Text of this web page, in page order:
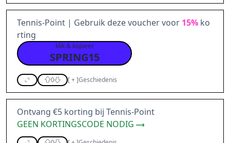
Tennis-Point | Gebruik deze voucher voor 15% ko
rting
klik & kopieer
SPRING15
0 [+]Geschiedenis
Ontvang €5 korting bij Tennis-Point
GEEN KORTINGSCODE NODIG